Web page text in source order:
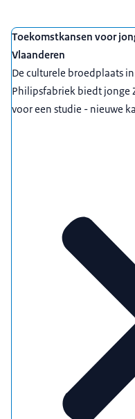
Toekomstkansen voor
Vlaanderen
De culturele broedplaats
Philipsfabriek biedt jonge
voor een studie - nieuwe